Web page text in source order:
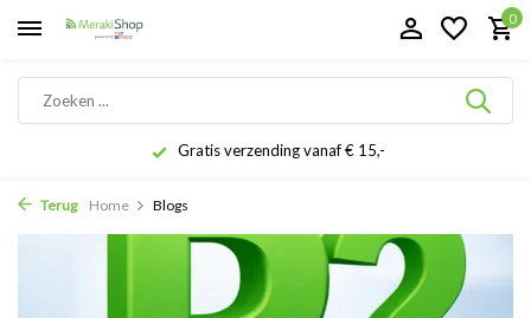
0
Gratis verzending vanaf € 15,-
Terug Home Blogs